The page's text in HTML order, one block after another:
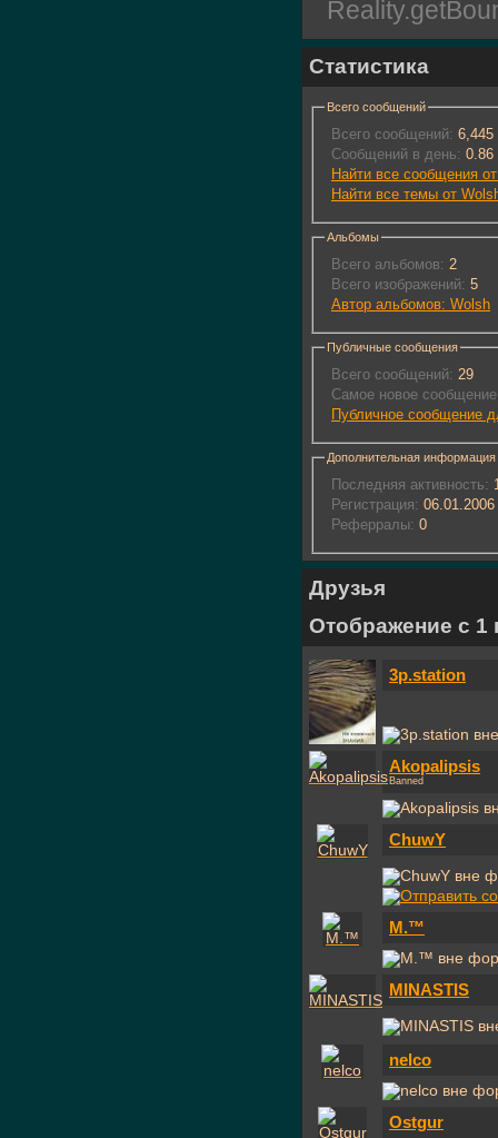
Статистика
Всего сообщений
Всего сообщений: 6,445
Сообщений в день: 0.86
Найти все сообщения
Найти все темы от
Альбомы
Всего альбомов: 2
Всего изображений: 5
Автор альбомов: Wolsh
Публичные сообщения
Всего сообщений: 29
Самое новое
Публичное сообщение
Дополнительная информация
Последняя активность:
Регистрация: 06.01.2006
Реферралы: 0
Друзья
Отображение с 1
3p.station
Akopalipsis
Banned
ChuwY
M.™
MINASTIS
nelco
Ostgur